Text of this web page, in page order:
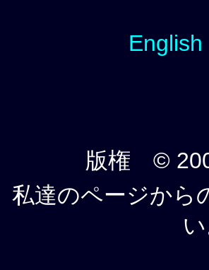
English
版権 ©
私達のページから